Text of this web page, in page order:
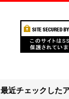
最近チェックした